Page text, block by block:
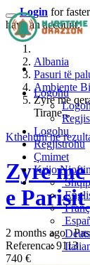
Logohu
Logohu
Regjistrohu
Çmimet
Krijo
Shqip
Login for
have an account.
Albania
Pasuri të
Ambjente
Zyre me
Tirane,,,
Kthehuni ne
Zyre
e
2 months ago
Referenca: 9113
740 €